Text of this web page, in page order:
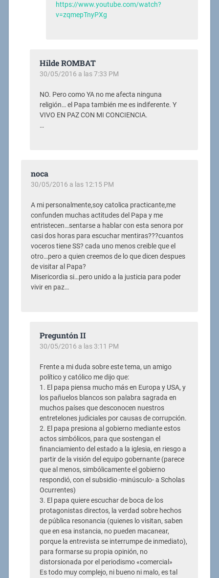
https://www.youtube.com/watch?
v=zqmepTnyPXg
Hilde ROMBAT
30/05/2016 a las 7:33 PM
NO. Pero como YA no me afecta ninguna
religión… el Papa también me es indiferente. Y
VIVO EN PAZ CON MI CONCIENCIA.
…
noca
30/05/2016 a las 12:15 PM
A mi personalmente,soy catolica practicante,me
confunden muchas actitudes del Papa y me
entristecen…sentarse a hablar con esta senora por
casi dos horas para escuchar mentiras???cuantos
voceros tiene SS? cada uno menos creible que el
otro…pero a quien creemos de lo que dicen despues
de visitar al Papa?
Misericordia si…pero unido a la justicia para poder
vivir en paz…
Preguntón II
30/05/2016 a las 3:11 PM
Frente a mi duda sobre este tema, un amigo
político y católico me dijo que:
1. El papa piensa mucho más en Europa y USA, y
los pañuelos blancos son palabra sagrada en
muchos países que desconocen nuestros
entretelones judiciales por causas de corrupción.
2. El papa presiona al gobierno mediante estos
actos simbólicos, para que sostengan el
financiamiento del estado a la iglesia, en riesgo a
partir de la visión del equipo gobernante (parece
que al menos, simbólicamente el gobierno
respondió, con el subsidio -minúsculo- a Scholas
Ocurrentes)
3. El papa quiere escuchar de boca de los
protagonistas directos, la verdad sobre hechos
de pública resonancia (quienes lo visitan, saben
que en esa instancia, no pueden macanear,
porque la entrevista se interrumpe de inmediato),
para formarse su propia opinión, no
distorsionada por el periodismo «comercial»
Es todo muy complejo, ni bueno ni malo, es tal